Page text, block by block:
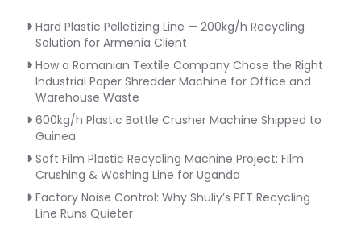
Hard Plastic Pelletizing Line — 200kg/h Recycling
Solution for Armenia Client
How a Romanian Textile Company Chose the Right
Industrial Paper Shredder Machine for Office and
Warehouse Waste
600kg/h Plastic Bottle Crusher Machine Shipped to
Guinea
Soft Film Plastic Recycling Machine Project: Film
Crushing & Washing Line for Uganda
Factory Noise Control: Why Shuliy’s PET Recycling
Line Runs Quieter